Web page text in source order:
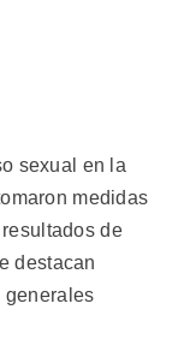
sexual en la
medidas
de
destacan
generales